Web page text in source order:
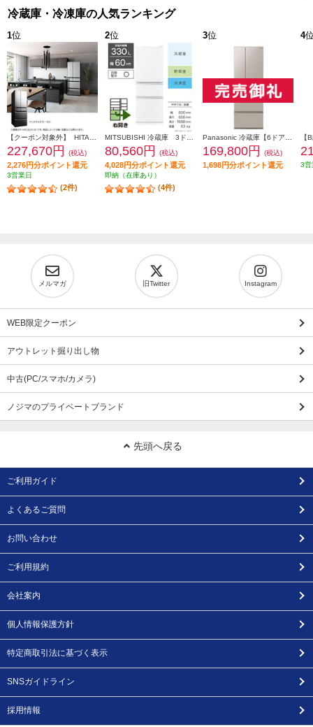
冷蔵庫・冷凍庫の人気ランキング
1位
227,670円 (税込)
2,276円分ポイント還元
3営業日
(2件)
2位
80,560円 (税込)
4,028円分ポイント還元
即納（在庫あり）
(4件)
3位
169,800円 (税込)
1,698円分ポイント還元
4
3営
メルマガ 旧Twitter Instagram
WEB限定クーポン
アウトレット掘り出し物
中古(PC/スマホ/カメラ)
ノジマのプライベートブランド
先頭へ戻る
ご利用ガイド
よくあるご質問
お問い合わせ
ご利用規約
会社案内
個人情報保護方針
特定商取引法に基づく表示
SNSガイドライン
採用情報